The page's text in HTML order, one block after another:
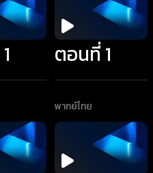
ตอนที่ 1
พากย์ไทย